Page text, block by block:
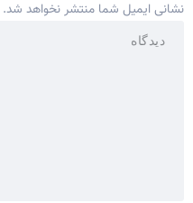
نشانی ایمیل شما منتشر نخواهد شد.